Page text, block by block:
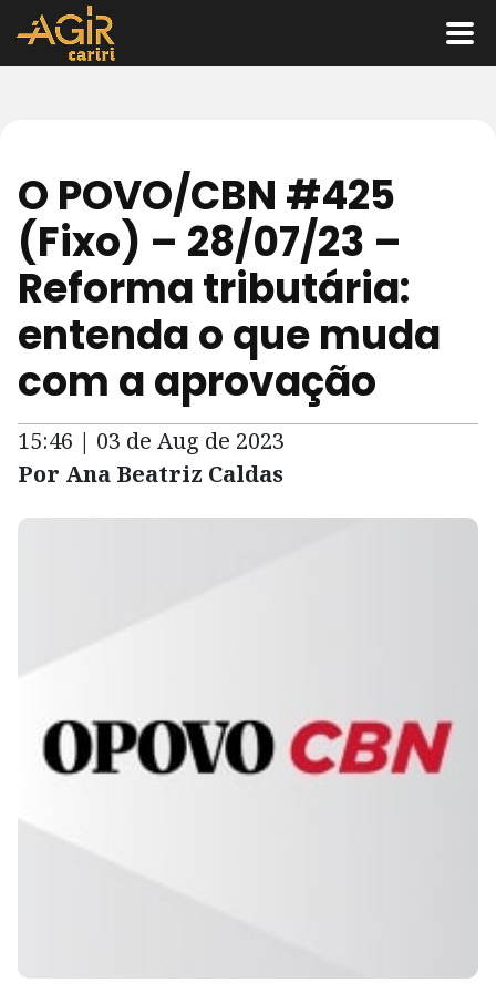
O POVO/CBN #425
(Fixo) – 28/07/23 –
Reforma tributária:
entenda o que muda
com a aprovação
15:46 | 03 de Aug de 2023
Por Ana Beatriz Caldas